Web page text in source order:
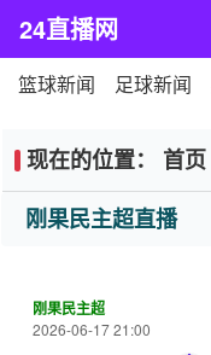
24直播网
篮球新闻 足球新闻
现在的位置： 首页
刚果民主超直播
刚果民主超
2026-06-17 21:00